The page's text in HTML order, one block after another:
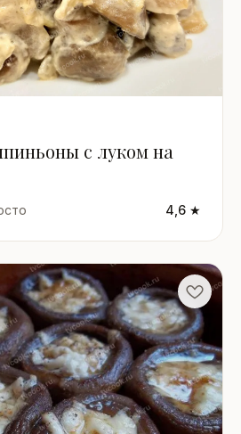
с луком на
4,6 ★